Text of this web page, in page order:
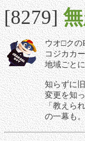
[8279]
ウオ□クの
コジカカ
地域ごと
知らずに
変更を知
「教えら
の一幕も。